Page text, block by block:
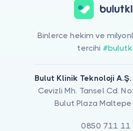
Binlerce hekim ve
tercihi
Bulut Klinik Teknoloji A.Ş.
Cevizli Mh. Tansel Cd.
Bulut Plaza
0850 711 11